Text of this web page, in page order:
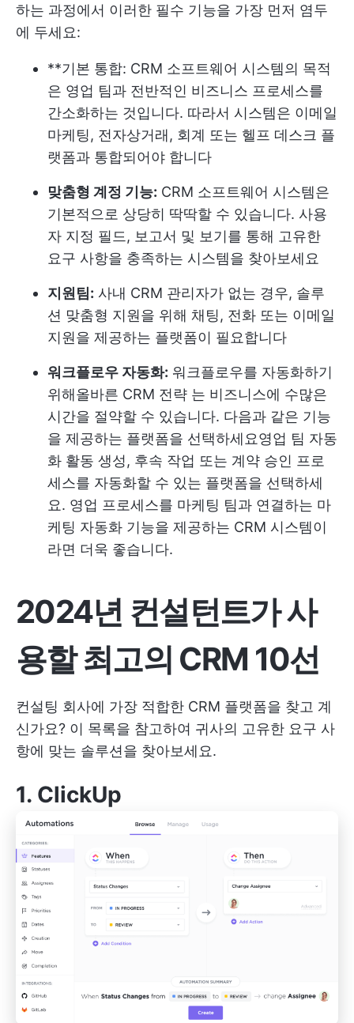
하는 과정에서 이러한 필수 기능을 가장 먼저 염두
에 두세요:
**기본 통합: CRM 소프트웨어 시스템의 목적
은 영업 팀과 전반적인 비즈니스 프로세스를
간소화하는 것입니다. 따라서 시스템은 이메일
마케팅, 전자상거래, 회계 또는 헬프 데스크 플
랫폼과 통합되어야 합니다
맞춤형 계정 기능: CRM 소프트웨어 시스템은
기본적으로 상당히 딱딱할 수 있습니다. 사용
자 지정 필드, 보고서 및 보기를 통해 고유한
요구 사항을 충족하는 시스템을 찾아보세요
지원팀: 사내 CRM 관리자가 없는 경우, 솔루
션 맞춤형 지원을 위해 채팅, 전화 또는 이메일
지원을 제공하는 플랫폼이 필요합니다
워크플로우 자동화: 워크플로우를 자동화하기
위해올바른 CRM 전략 는 비즈니스에 수많은
시간을 절약할 수 있습니다. 다음과 같은 기능
을 제공하는 플랫폼을 선택하세요영업 팀 자동
화 활동 생성, 후속 작업 또는 계약 승인 프로
세스를 자동화할 수 있는 플랫폼을 선택하세
요. 영업 프로세스를 마케팅 팀과 연결하는 마
케팅 자동화 기능을 제공하는 CRM 시스템이
라면 더욱 좋습니다.
2024년 컨설턴트가 사
용할 최고의 CRM 10선
컨설팅 회사에 가장 적합한 CRM 플랫폼을 찾고 계
신가요? 이 목록을 참고하여 귀사의 고유한 요구 사
항에 맞는 솔루션을 찾아보세요.
1. ClickUp